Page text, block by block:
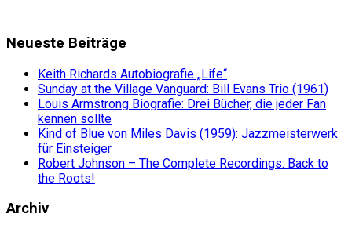
Neueste Beiträge
Keith Richards Autobiografie „Life“
Sunday at the Village Vanguard: Bill Evans Trio (1961)
Louis Armstrong Biografie: Drei Bücher, die jeder Fan
kennen sollte
Kind of Blue von Miles Davis (1959): Jazzmeisterwerk
für Einsteiger
Robert Johnson – The Complete Recordings: Back to
the Roots!
Archiv